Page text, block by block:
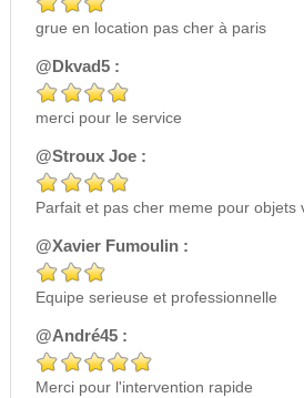
grue en location pas cher à paris
@Dkvad5 :
merci pour le service
@Stroux Joe :
Parfait et pas cher meme pour objets
@Xavier Fumoulin :
Equipe serieuse et professionnelle
@André45 :
Merci pour l'intervention rapide